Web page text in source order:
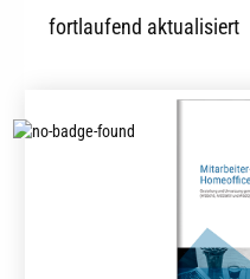
fortlaufend aktualisiert